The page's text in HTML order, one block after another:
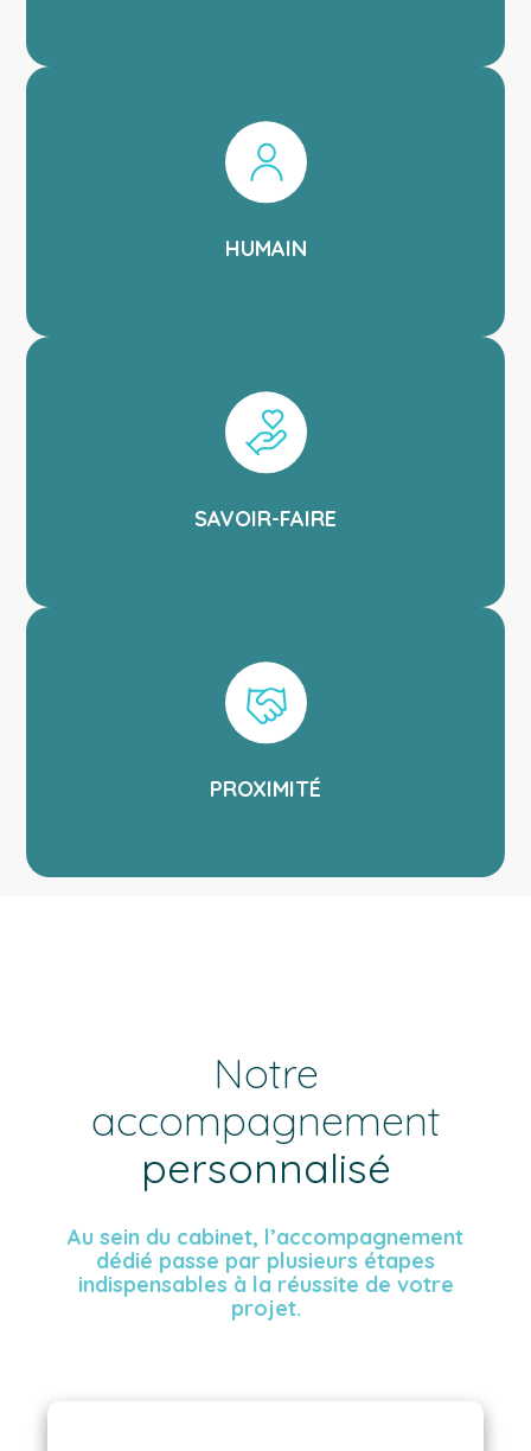
HUMAIN
SAVOIR-FAIRE
PROXIMITÉ
Notre
accompagnement
personnalisé
Au sein du cabinet, l’accompagnement
dédié passe par plusieurs étapes
indispensables à la réussite de votre
projet.